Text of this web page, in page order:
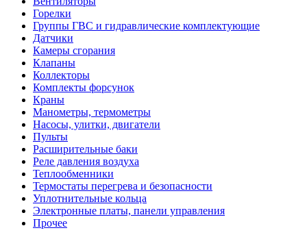
Горелки
Группы ГВС и гидравлические комплектующие
Датчики
Камеры сгорания
Клапаны
Коллекторы
Комплекты форсунок
Краны
Манометры, термометры
Насосы, улитки, двигатели
Пульты
Расширительные баки
Реле давления воздуха
Теплообменники
Термостаты перегрева и безопасности
Уплотнительные кольца
Электронные платы, панели управления
Прочее